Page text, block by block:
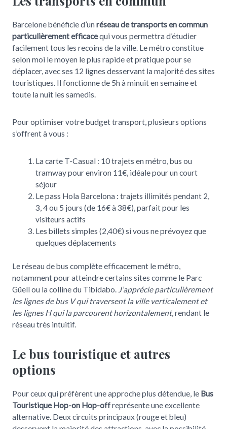
Barcelone bénéficie d’un réseau de transports en commun
particulièrement efficacequi vous permettra d’étudier
facilement tous les recoins de la ville. Le métro constitue
selon moi le moyen le plus rapide et pratique pour se
déplacer, avec ses 12 lignes desservant la majorité des sites
touristiques. Il fonctionne de 5h à minuit en semaine et
toute la nuit les samedis.
Pour optimiser votre budget transport, plusieurs options
s’offrent à vous :
La carte T-Casual : 10 trajets en métro, bus ou
tramway pour environ 11€, idéale pour un court
séjour
Le pass Hola Barcelona : trajets illimités pendant 2,
3, 4 ou 5 jours (de 16€ à 38€), parfait pour les
visiteurs actifs
Les billets simples (2,40€) si vous ne prévoyez que
quelques déplacements
Le réseau de bus complète efficacement le métro,
notamment pour atteindre certains sites comme le Parc
Güell ou la colline du Tibidabo. J’apprécie particulièrement
les lignes de bus V qui traversent la ville verticalement et
les lignes H qui la parcourent horizontalement, rendant le
réseau très intuitif.
Le bus touristique et autres
options
Pour ceux qui préfèrent une approche plus détendue, le Bus
Touristique Hop-on Hop-offreprésente une excellente
alternative. Deux circuits principaux (rouge et bleu)